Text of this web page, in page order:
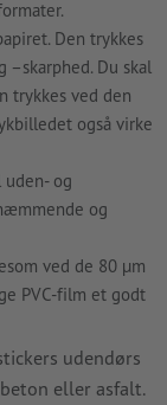
Den trykkes
Du skal
trykkes ved den
også virke
og
og
ved de 80 µm
PVC-film et godt
udendørs
eller asfalt.